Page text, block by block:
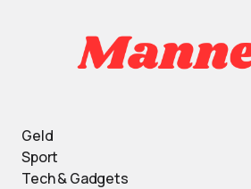
Geld
Sport
Tech & Gadgets